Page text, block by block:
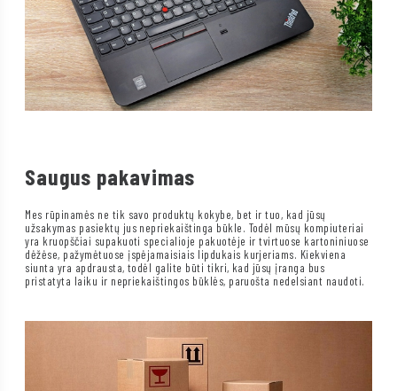
Saugus pakavimas
Mes rūpinamės ne tik savo produktų kokybe, bet ir tuo, kad jūsų
užsakymas pasiektų jus nepriekaištinga būkle. Todėl mūsų kompiuteriai
yra kruopščiai supakuoti specialioje pakuotėje ir tvirtuose kartoniniuose
dėžėse, pažymėtuose įspėjamaisiais lipdukais kurjeriams. Kiekviena
siunta yra apdrausta, todėl galite būti tikri, kad jūsų įranga bus
pristatyta laiku ir nepriekaištingos būklės, paruošta nedelsiant naudoti.